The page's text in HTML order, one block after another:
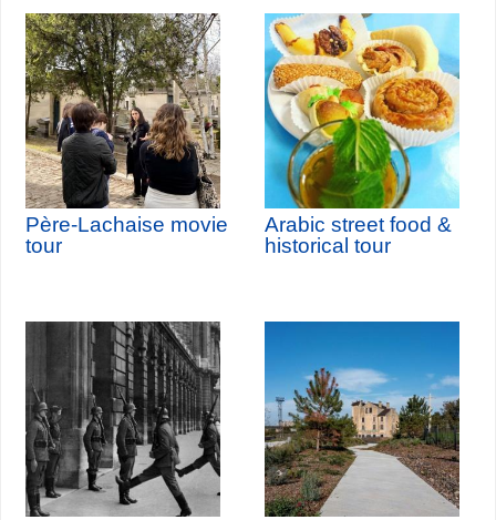
Père-Lachaise movie
tour
Arabic street food &
historical tour